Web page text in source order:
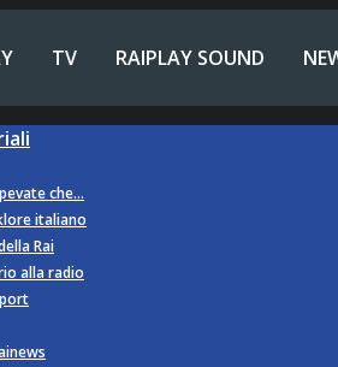
TV RAIPLAY SOUND
che…
italiano
Rai
alla radio